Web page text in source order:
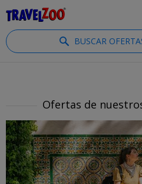
BUSCAR
Ofertas de